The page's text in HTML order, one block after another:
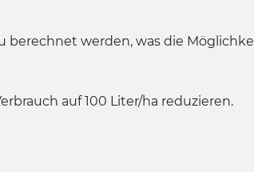
berechnet werden, was die
auf 100 Liter/ha reduzieren.